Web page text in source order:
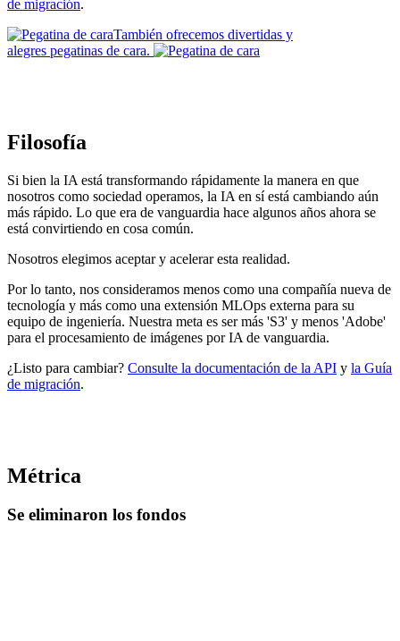
de migración.
También ofrecemos divertidas y
alegres pegatinas de cara.
Filosofía
Si bien la IA está transformando rápidamente la manera en que
nosotros como sociedad operamos, la IA en sí está cambiando aún
más rápido. Lo que era de vanguardia hace algunos años ahora se
está convirtiendo en cosa común.
Nosotros elegimos aceptar y acelerar esta realidad.
Por lo tanto, nos consideramos menos como una compañía nueva de
tecnología y más como una extensión MLOps externa para su
equipo de ingeniería. Nuestra meta es ser más 'S3' y menos 'Adobe'
para el procesamiento de imágenes por IA de vanguardia.
¿Listo para cambiar? Consulte la documentación de la API y la Guía
de migración.
Métrica
Se eliminaron los fondos